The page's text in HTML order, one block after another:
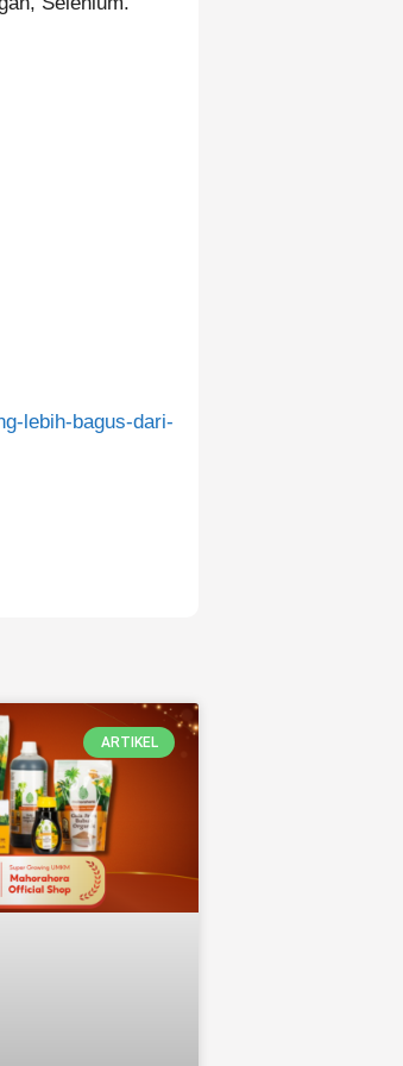
lebih-bagus-dari-
ARTIKEL